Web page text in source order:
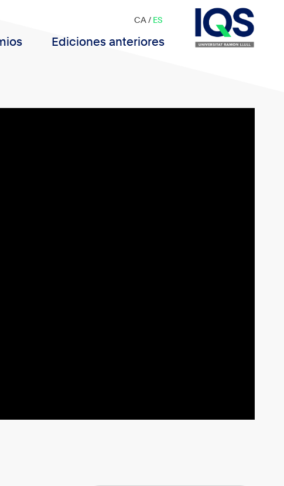
Ediciones anteriores
CA/ ES